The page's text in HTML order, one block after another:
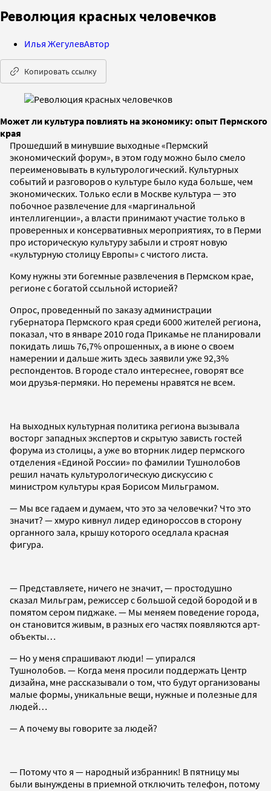
Революция красных человечков
Илья ЖегулевАвтор
Копировать ссылку
Может ли культура повлиять на экономику: опыт Пермского
края
Прошедший в минувшие выходные «Пермский
экономический форум», в этом году можно было смело
переименовывать в культурологический. Культурных
событий и разговоров о культуре было куда больше, чем
экономических. Только если в Москве культура — это
побочное развлечение для «маргинальной
интеллигенции», а власти принимают участие только в
проверенных и консервативных мероприятиях, то в Перми
про историческую культуру забыли и строят новую
«культурную столицу Европы» с чистого листа.
Кому нужны эти богемные развлечения в Пермском крае,
регионе с богатой ссыльной историей?
Опрос, проведенный по заказу администрации
губернатора Пермского края среди 6000 жителей региона,
показал, что в январе 2010 года Прикамье не планировали
покидать лишь 76,7% опрошенных, а в июне о своем
намерении и дальше жить здесь заявили уже 92,3%
респондентов. В городе стало интереснее, говорят все
мои друзья-пермяки. Но перемены нравятся не всем.
На выходных культурная политика региона вызывала
восторг западных экспертов и скрытую зависть гостей
форума из столицы, а уже во вторник лидер пермского
отделения «Единой России» по фамилии Тушнолобов
решил начать культурологическую дискуссию с
министром культуры края Борисом Мильграмом.
— Мы все гадаем и думаем, что это за человечки? Что это
значит? — хмуро кивнул лидер единороссов в сторону
органного зала, крышу которого оседлала красная
фигура.
— Представляете, ничего не значит, — простодушно
сказал Мильграм, режиссер с большой седой бородой и в
помятом сером пиджаке. — Мы меняем поведение города,
он становится живым, в разных его частях появляются арт-
объекты…
— Но у меня спрашивают люди! — упирался
Тушнолобов. — Когда меня просили поддержать Центр
дизайна, мне рассказывали о том, что будут организованы
малые формы, уникальные вещи, нужные и полезные для
людей…
— А почему вы говорите за людей?
— Потому что я — народный избранник! В пятницу мы
были вынуждены в приемной отключить телефон, потому